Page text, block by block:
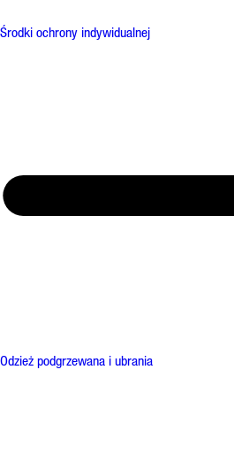
Środki ochrony indywidualnej
Odzież podgrzewana i ubrania